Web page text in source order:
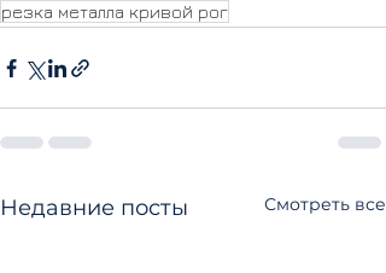
резка металла кривой рог
Недавние посты Смотреть все